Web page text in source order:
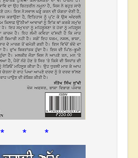
* * *